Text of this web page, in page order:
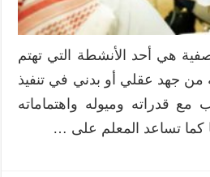
هي أحد الأنشطة التي تهتم
من جهد عقلي أو بدني في تنفيذ
قدراته وميوله واهتماماته
كما تساعد المعلم على …